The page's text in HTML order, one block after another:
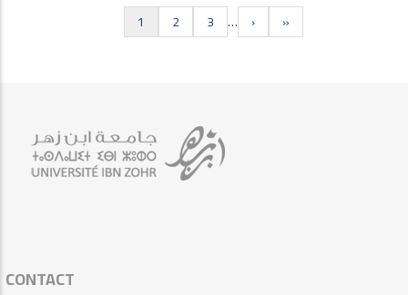
Current
page
1 Page
2 Page
3 …
Next
page
›
Last
page
»
CONTACT